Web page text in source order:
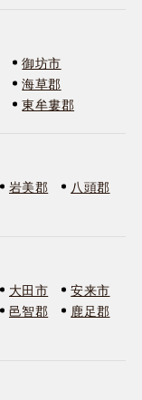
御坊市
海草郡
東牟婁郡
岩美郡
八頭郡
大田市
安来市
邑智郡
鹿足郡